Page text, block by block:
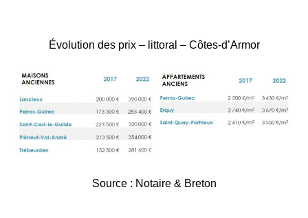
Évolution des prix – littoral – Côtes-d’Armor
Source : Notaire & Breton